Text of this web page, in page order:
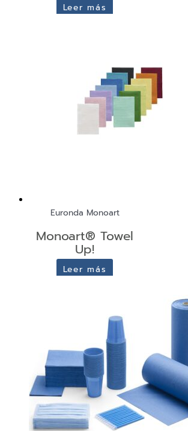
Leer más
Euronda Monoart
Monoart® Towel
Up!
Leer más